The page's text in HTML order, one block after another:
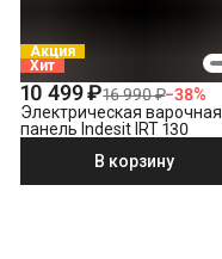
Акция
Хит
10 499 ₽16 990 ₽−38%
Электрическая варочная
панель Indesit IRT 130
В корзину